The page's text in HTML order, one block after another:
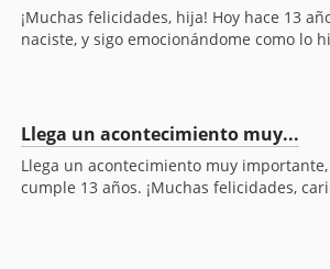
¡Muchas felicidades, hija! Hoy hace 13
naciste, y sigo emocionándome como lo
Llega un acontecimiento muy...
Llega un acontecimiento muy
cumple 13 años. ¡Muchas felicidades,